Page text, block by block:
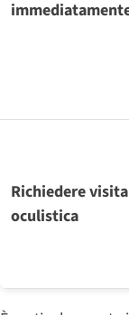
Richiedere visita
oculistica